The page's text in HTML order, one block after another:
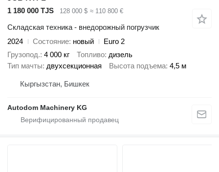
1 180 000 TJS
128 000 $ ≈ 110 800 €
Складская техника - внедорожный погрузчик
2024
Состояние новый
Euro 2
Грузопод. 4 000 кг Топливо дизель
Тип мачты двухсекционная Высота подъема 4,5 м
Кыргызстан, Бишкек
Autodom Machinery KG